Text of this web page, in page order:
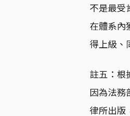
不是最受
在體系內
得上級、
註五：根
因為法務
律所出版